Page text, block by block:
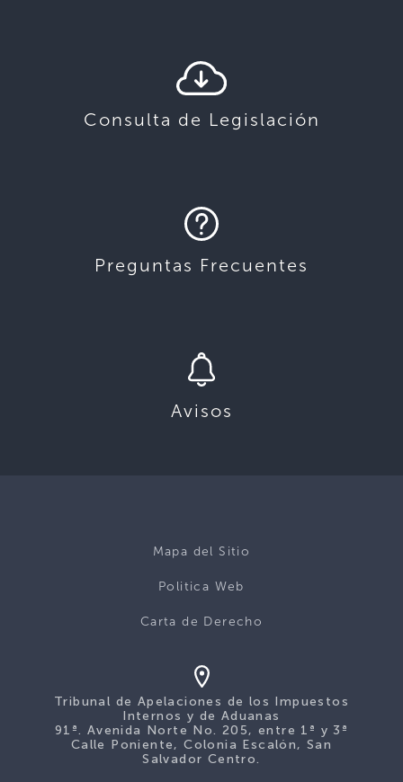
Consulta de Legislación
Preguntas Frecuentes
Avisos
Mapa del Sitio
Politica Web
Carta de Derecho
Tribunal de Apelaciones de los Impuestos
Internos y de Aduanas
91ª. Avenida Norte No. 205, entre 1ª y 3ª
Calle Poniente, Colonia Escalón, San
Salvador Centro.